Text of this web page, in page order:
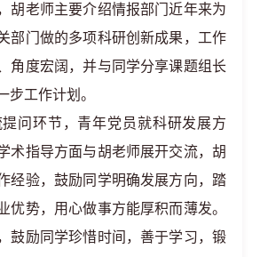
胡老师主要介绍情报部门近年来为
部门做的多项科研创新成果，工作
角度宏阔，并与同学分享课题组长
步工作计划。
问环节，青年党员就科研发展方
术指导方面与胡老师展开交流，胡
经验，鼓励同学明确发展方向，踏
优势，用心做事方能厚积而薄发。
鼓励同学珍惜时间，善于学习，锻